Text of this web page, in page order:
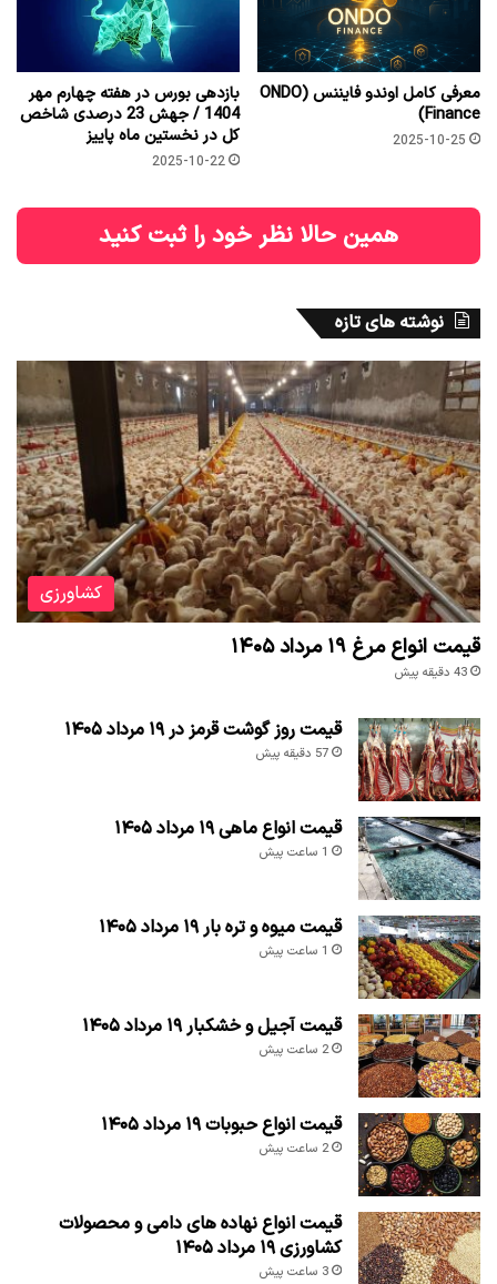
معرفی کامل اوندو فایننس (ONDO
Finance)
2025-10-25
بازدهی بورس در هفته چهارم مهر
1404 / جهش 23 درصدی شاخص
کل در نخستین ماه پاییز
2025-10-22
همین حالا نظر خود را ثبت کنید
نوشته های تازه
کشاورزی
قیمت انواع مرغ ۱۹ مرداد ۱۴۰۵
43 دقیقه پیش
قیمت روز گوشت قرمز در ۱۹ مرداد ۱۴۰۵
57 دقیقه پیش
قیمت انواع ماهی ۱۹ مرداد ۱۴۰۵
1 ساعت پیش
قیمت میوه و تره بار ۱۹ مرداد ۱۴۰۵
1 ساعت پیش
قیمت آجیل و خشکبار ۱۹ مرداد ۱۴۰۵
2 ساعت پیش
قیمت انواع حبوبات ۱۹ مرداد ۱۴۰۵
2 ساعت پیش
قیمت انواع نهاده های دامی و محصولات
کشاورزی ۱۹ مرداد ۱۴۰۵
3 ساعت پیش